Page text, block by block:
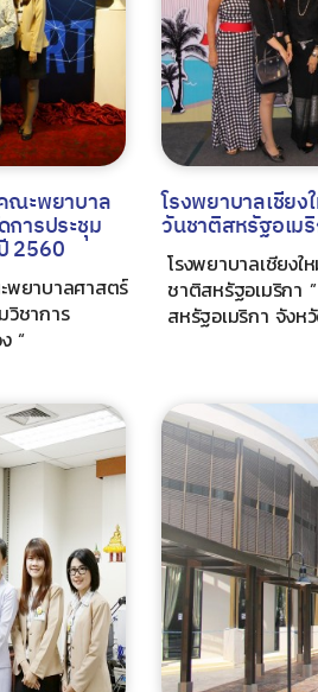
ณะพยาบาล
การประชุม
2560
พยาบาลศาสตร์
วิชาการ
“
โรงพยาบาลเชียง
วันชาติสหรัฐอเม
โรงพยาบาลเชียงใ
ชาติสหรัฐอเมริกา
สหรัฐอเมริกา จังห